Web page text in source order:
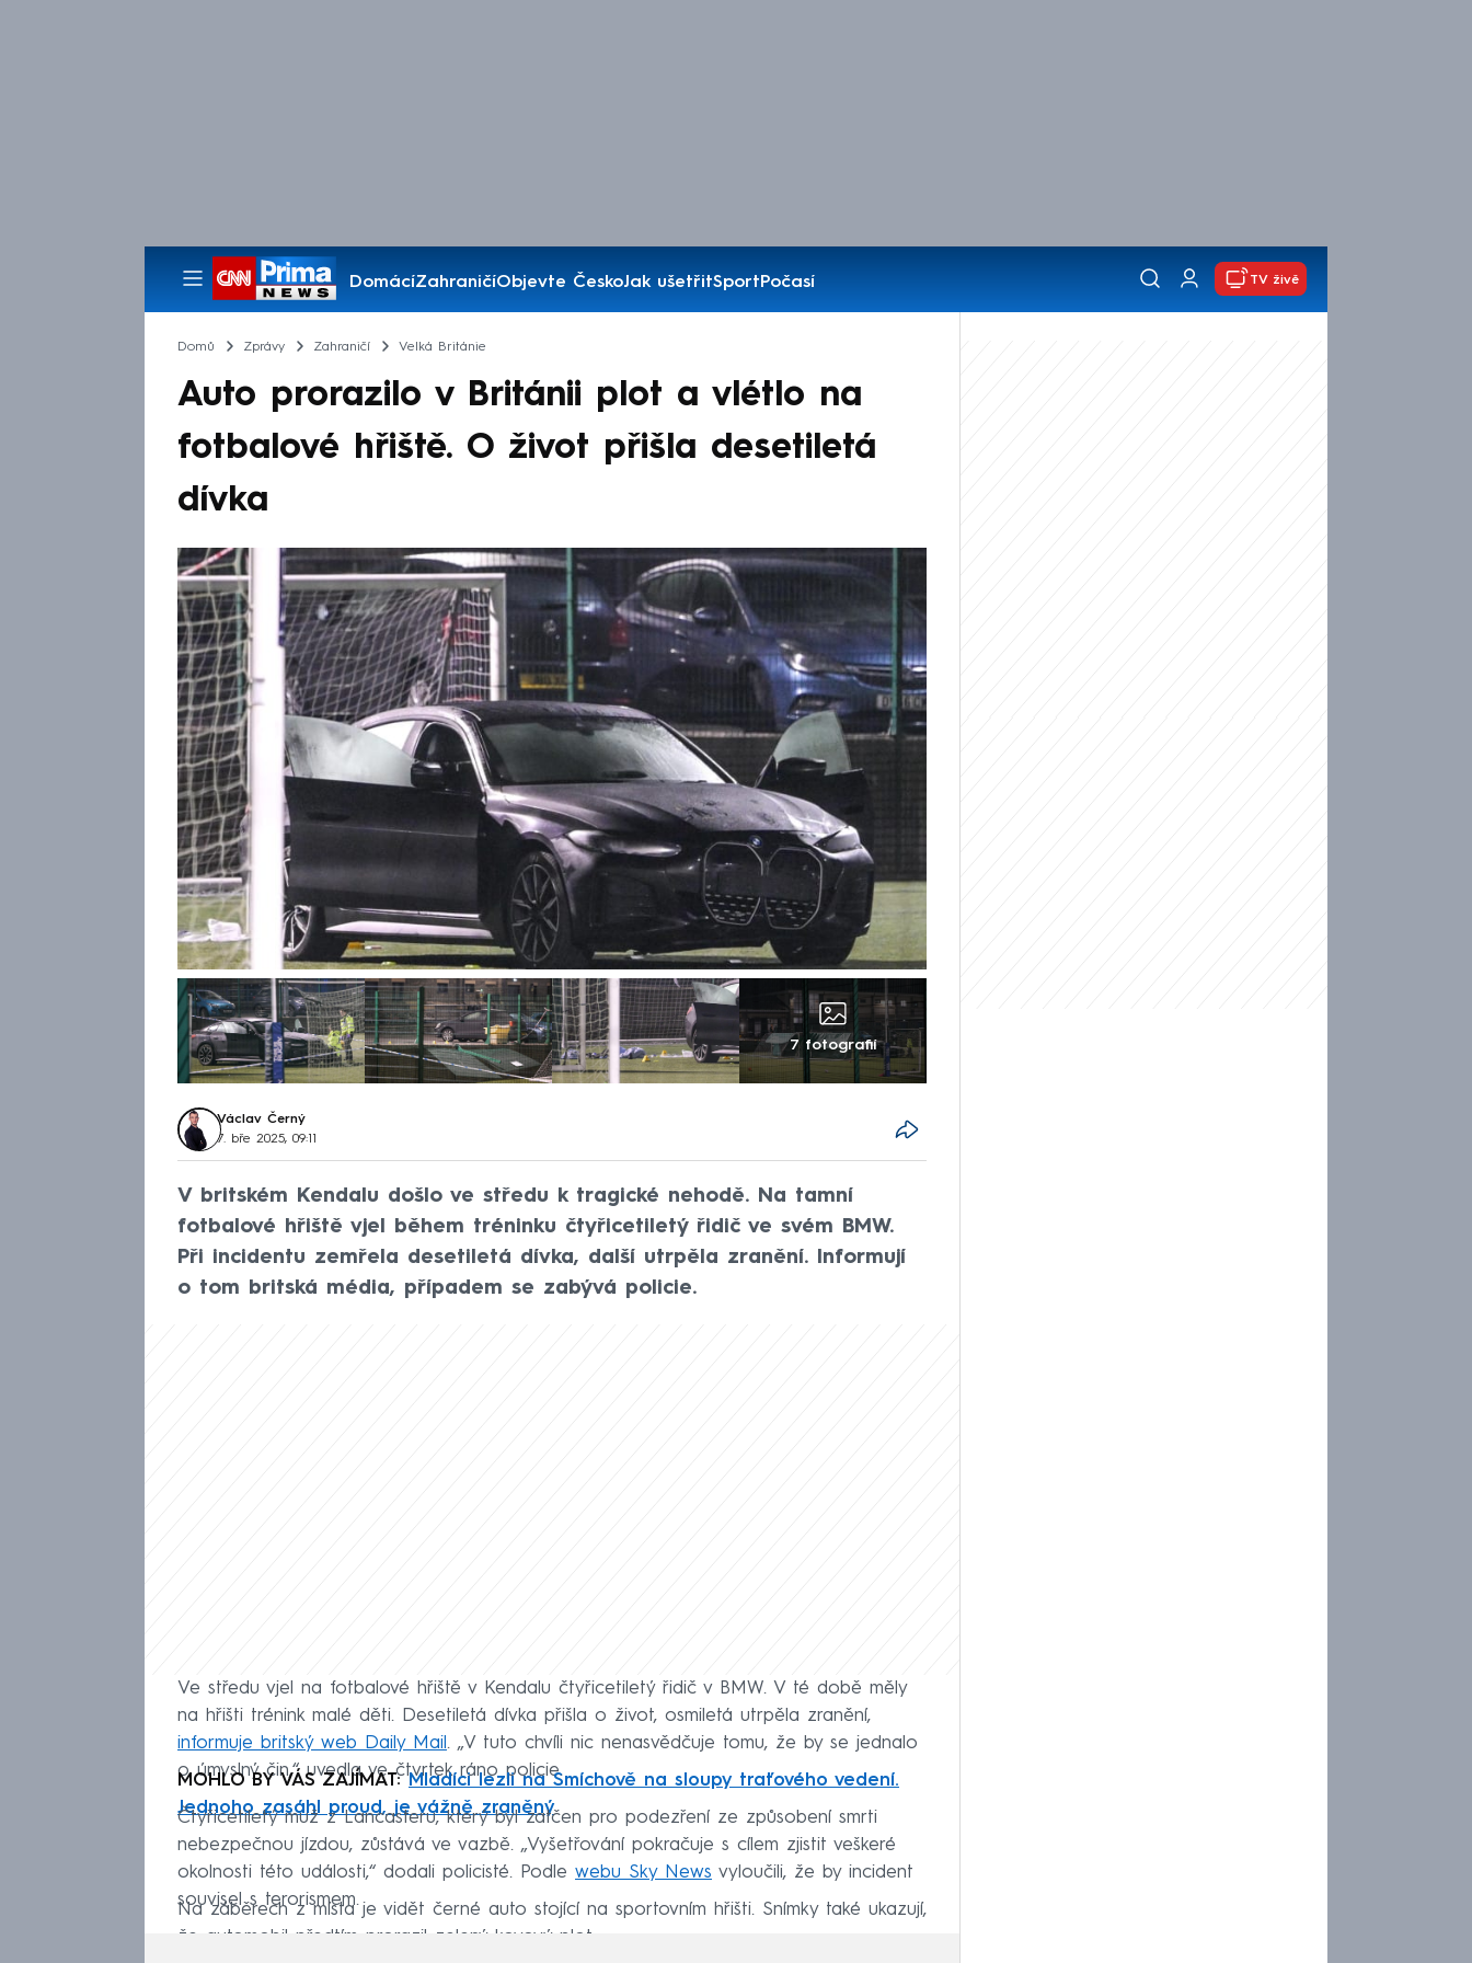
DomácíZahraničíObjevte ČeskoJak ušetřitSportPočasí
Pořady
TV živě
Domů Zprávy Zahraničí Velká Británie
Auto prorazilo v Británii plot a vlétlo na
fotbalové hřiště. O život přišla desetiletá
dívka
7 fotografií
Václav Černý
7. bře 2025, 09:11
V britském Kendalu došlo ve středu k tragické nehodě. Na tamní
fotbalové hřiště vjel během tréninku čtyřicetiletý řidič ve svém BMW.
Při incidentu zemřela desetiletá dívka, další utrpěla zranění. Informují
o tom britská média, případem se zabývá policie.
Ve středu vjel na fotbalové hřiště v Kendalu čtyřicetiletý řidič v BMW. V té době měly
na hřišti trénink malé děti. Desetiletá dívka přišla o život, osmiletá utrpěla zranění,
informuje britský web Daily Mail . „V tuto chvíli nic nenasvědčuje tomu, že by se jednalo
o úmyslný čin,“ uvedla ve čtvrtek ráno policie.
MOHLO BY VÁS ZAJÍMAT:Mladíci lezli na Smíchově na sloupy traťového vedení.
Jednoho zasáhl proud, je vážně zraněný
Čtyřicetiletý muž z Lancasteru, který byl zatčen pro podezření ze způsobení smrti
nebezpečnou jízdou, zůstává ve vazbě. „Vyšetřování pokračuje s cílem zjistit veškeré
okolnosti této události,“ dodali policisté. Podle webu Sky News vyloučili, že by incident
souvisel s terorismem.
Na záběrech z místa je vidět černé auto stojící na sportovním hřišti. Snímky také ukazují,
že automobil předtím prorazil zelený kovový plot.